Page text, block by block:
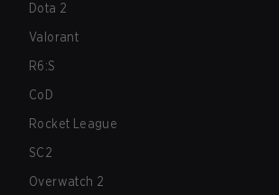
Dota 2
Valorant
R6:S
CoD
Rocket League
SC2
Overwatch 2